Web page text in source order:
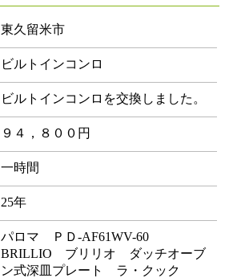
東久留米市
ビルトインコンロ
ビルトインコンロを交換しました。
９４，８００円
一時間
25年
パロマ ＰＤ-AF61WV-60
BRILLIO ブリリオ ダッチオーブ
ン式深皿プレート ラ・クック